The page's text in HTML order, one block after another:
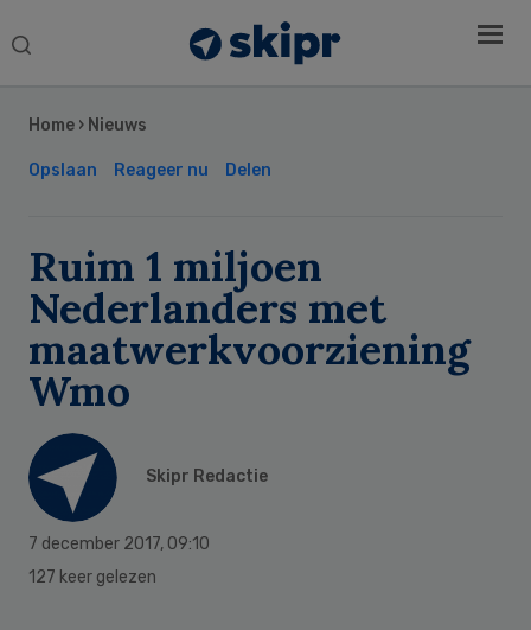
Search
Home › Nieuws
Opslaan Reageer nu Delen
Ruim 1 miljoen
Nederlanders met
maatwerkvoorziening
Wmo
Skipr Redactie
7 december 2017, 09:10
127 keer gelezen
Sidebar